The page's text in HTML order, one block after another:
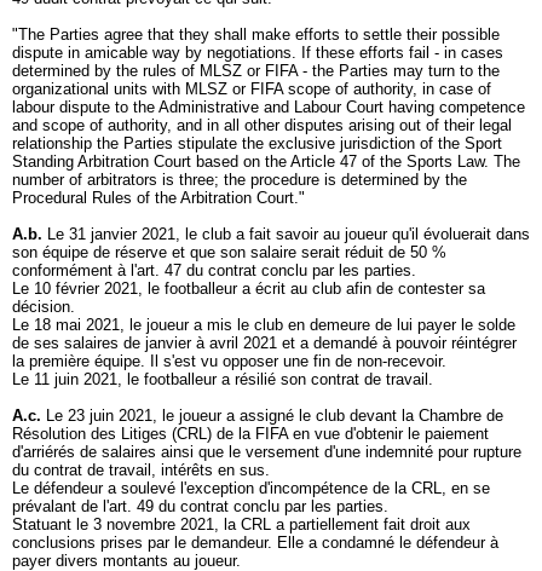
"The Parties agree that they shall make efforts to settle their possible
dispute in amicable way by negotiations. If these efforts fail - in cases
determined by the rules of MLSZ or FIFA - the Parties may turn to the
organizational units with MLSZ or FIFA scope of authority, in case of
labour dispute to the Administrative and Labour Court having competence
and scope of authority, and in all other disputes arising out of their legal
relationship the Parties stipulate the exclusive jurisdiction of the Sport
Standing Arbitration Court based on the Article 47 of the Sports Law. The
number of arbitrators is three; the procedure is determined by the
Procedural Rules of the Arbitration Court."
A.b. Le 31 janvier 2021, le club a fait savoir au joueur qu'il évoluerait dans
son équipe de réserve et que son salaire serait réduit de 50 %
conformément à l'art. 47 du contrat conclu par les parties.
Le 10 février 2021, le footballeur a écrit au club afin de contester sa
décision.
Le 18 mai 2021, le joueur a mis le club en demeure de lui payer le solde
de ses salaires de janvier à avril 2021 et a demandé à pouvoir réintégrer
la première équipe. Il s'est vu opposer une fin de non-recevoir.
Le 11 juin 2021, le footballeur a résilié son contrat de travail.
A.c. Le 23 juin 2021, le joueur a assigné le club devant la Chambre de
Résolution des Litiges (CRL) de la FIFA en vue d'obtenir le paiement
d'arriérés de salaires ainsi que le versement d'une indemnité pour rupture
du contrat de travail, intérêts en sus.
Le défendeur a soulevé l'exception d'incompétence de la CRL, en se
prévalant de l'art. 49 du contrat conclu par les parties.
Statuant le 3 novembre 2021, la CRL a partiellement fait droit aux
conclusions prises par le demandeur. Elle a condamné le défendeur à
payer divers montants au joueur.